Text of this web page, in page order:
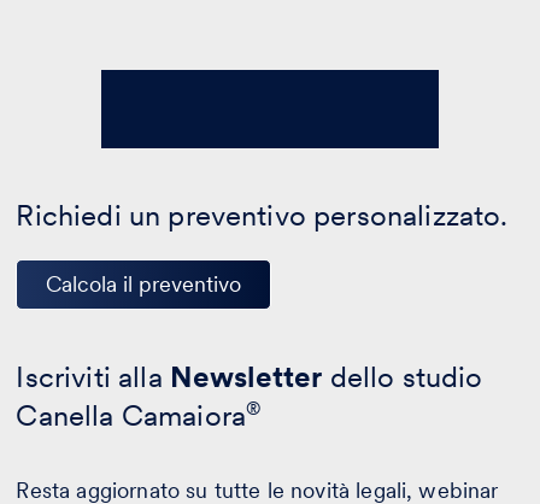
Richiedi un preventivo personalizzato.
Calcola il preventivo
Iscriviti alla Newsletter dello studio
Canella Camaiora®
Resta aggiornato su tutte le novità legali, webinar